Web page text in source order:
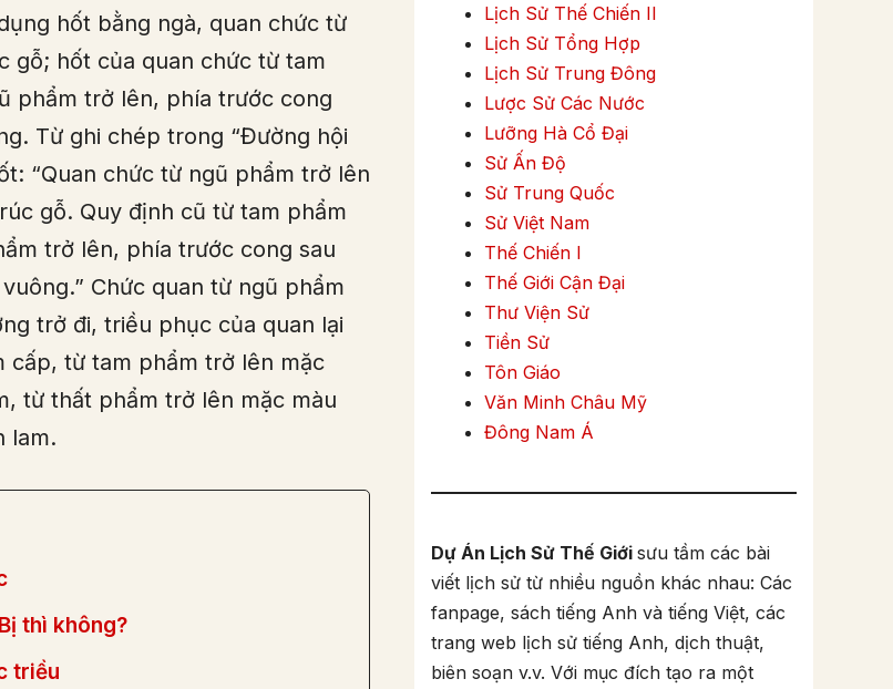
hốt bằng ngà, quan chức từ
gỗ; hốt của quan chức từ tam
phẩm trở lên, phía trước cong
Từ ghi chép trong “Đường hội
“Quan chức từ ngũ phẩm trở lên
gỗ. Quy định cũ từ tam phẩm
trở lên, phía trước cong sau
Chức quan từ ngũ phẩm
trở đi, triều phục của quan lại
cấp, từ tam phẩm trở lên mặc
từ thất phẩm trở lên mặc màu
lam.
thì không?
triều
Lịch Sử Thế Chiến II
Lịch Sử Tổng Hợp
Lịch Sử Trung Đông
Lược Sử Các Nước
Lưỡng Hà Cổ Đại
Sử Ấn Độ
Sử Trung Quốc
Sử Việt Nam
Thế Chiến I
Thế Giới Cận Đại
Thư Viện Sử
Tiền Sử
Tôn Giáo
Văn Minh Châu Mỹ
Đông Nam Á
Dự Án Lịch Sử Thế Giới sưu tầm các bài
viết lịch sử từ nhiều nguồn khác nhau: Các
fanpage, sách tiếng Anh và tiếng Việt, các
trang web lịch sử tiếng Anh, dịch thuật,
biên soạn v.v. Với mục đích tạo ra một